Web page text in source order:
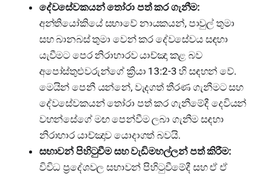
දේවසේවකයන් තෝරා පත් කර ගැනීම:
අන්තියෝකියේ සභාවේ නායකයන්, පාවුල් තුමා
සහ බානබස් තුමා වෙන් කර දේවසේවය සඳහා
යැවීමට පෙර නිරාහාරව යාච්ඤා කළ බව
අපෝස්තුළුවරුන්ගේ ක්‍රියා 13:2-3 හි සඳහන් වේ.
මෙයින් පෙනී යන්නේ, වැදගත් තීරණ ගැනීමට සහ
දේවසේවකයන් තෝරා පත් කර ගැනීමේදී දෙවියන්
වහන්සේගේ මඟ පෙන්වීම ලබා ගැනීම සඳහා
නිරාහාර යාච්ඤාව යොදාගත් බවයි.
සභාවන් පිහිටුවීම සහ වැඩිමහල්ලන් පත් කිරීම:
විවිධ ප්‍රදේශවල සභාවන් පිහිටුවීමේදී සහ ඒ ඒ